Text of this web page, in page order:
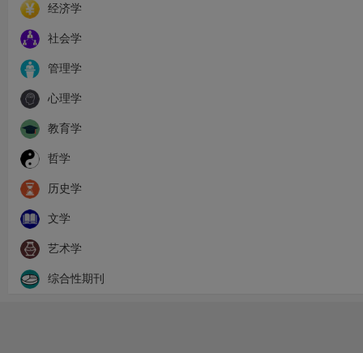
经济学
社会学
管理学
心理学
教育学
哲学
历史学
文学
艺术学
综合性期刊